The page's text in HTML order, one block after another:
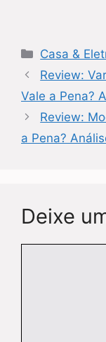
Categorias
Casa &
Review:
Vale a Pena?
Review:
a Pena?
Deixe